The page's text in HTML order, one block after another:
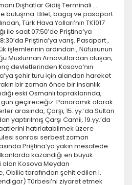
Dışhatlar Gidiş Terminali ….
buluşma. Bilet, bagaj ve pasaport
Türk Hava Yolları’nın TK1017
ile saat 07:50’de Priştina’ya
Priştina’ya varış. Pasaport ,
işlemlerinin ardından , Nüfusunun
Müslüman Arnavutlardan oluşan,
devletlerinden Kosova’nın
şehir turu için alandan hareket
bir zaman önce bir insanlık
eski Osmanlı topraklarında,
geçireceğiz. Panoramik olarak
arasında, Çarşı, 15. yy.’da Sultan
yaptırılmış Çarşı Camii, 19.yy.’da
hatırlatabilmek üzere
sonrası serbest zaman
Priştina’ya yakın mesafede
kazandığı en büyük
Kosova Meydan
Obilic tarafından şehit edilen I.
Türbesi’ni ziyaret etmek